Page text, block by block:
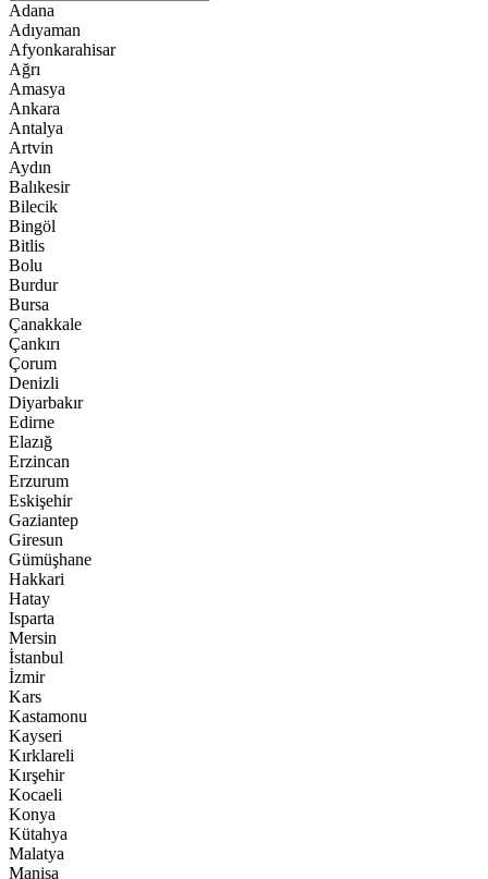
Adana
Adıyaman
Afyonkarahisar
Ağrı
Amasya
Ankara
Antalya
Artvin
Aydın
Balıkesir
Bilecik
Bingöl
Bitlis
Bolu
Burdur
Bursa
Çanakkale
Çankırı
Çorum
Denizli
Diyarbakır
Edirne
Elazığ
Erzincan
Erzurum
Eskişehir
Gaziantep
Giresun
Gümüşhane
Hakkari
Hatay
Isparta
Mersin
İstanbul
İzmir
Kars
Kastamonu
Kayseri
Kırklareli
Kırşehir
Kocaeli
Konya
Kütahya
Malatya
Manisa